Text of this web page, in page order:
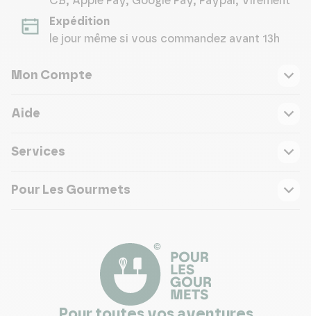
Expédition
le jour même si vous commandez avant 13h
Mon Compte
Aide
Services
Pour Les Gourmets